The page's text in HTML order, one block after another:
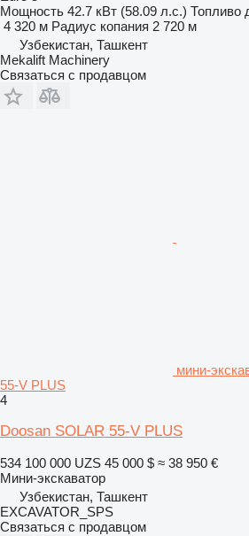
Мощность 42.7 кВт (58.09 л.с.) Топливо
4 320 м Радиус копания 2 720 м
Узбекистан, Ташкент
Mekalift Machinery
Связаться с продавцом
мини-
55-V PLUS
4
Doosan SOLAR 55-V PLUS
534 100 000 UZS 45 000 $ ≈ 38 950 €
Мини-экскаватор
Узбекистан, Ташкент
EXCAVATOR_SPS
Связаться с продавцом